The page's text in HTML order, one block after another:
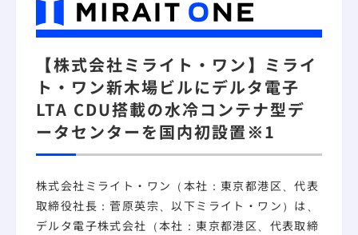
【株式会社ミライト・ワン】ミライ
ト・ワン新木場ビルにデルタ電子
LTA CDU搭載の水冷コンテナ型デ
ータセンターを国内初設置※1
株式会社ミライト・ワン（本社：東京都港区、代表
取締役社長：菅原英宗、以下ミライト・ワン）は、
デルタ電子株式会社（本社：東京都港区、代表取締